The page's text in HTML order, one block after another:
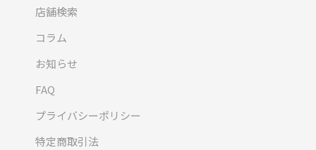
店舗検索
コラム
お知らせ
FAQ
プライバシーポリシー
特定商取引法